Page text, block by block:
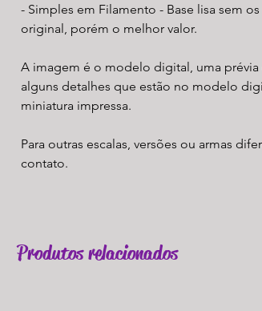
- Simples em Filamento - Base lisa sem
original, porém o melhor valor.
A imagem é o modelo digital, uma prévia
alguns detalhes que estão no modelo
miniatura impressa.
Para outras escalas, versões ou armas
contato.
Produtos relacionados